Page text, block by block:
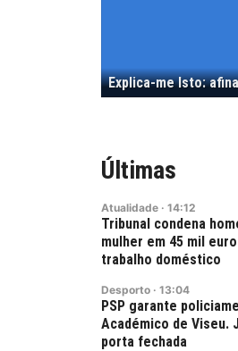
Explica-me Isto:
Últimas
Atualidade · 14:12
Tribunal condena
mulher em 45 mil
trabalho doméstico
Desporto · 13:04
PSP garante
Académico de Viseu.
porta fechada